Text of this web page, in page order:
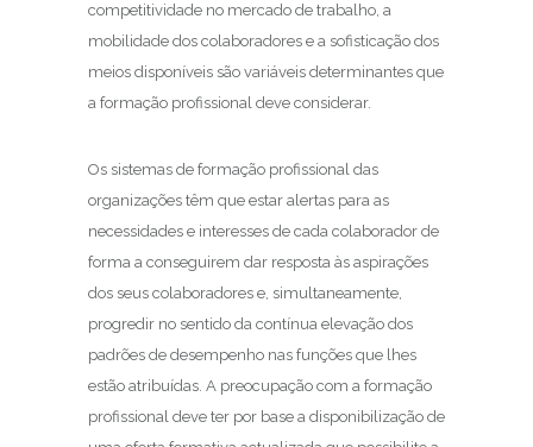
competitividade no mercado de trabalho, a
mobilidade dos colaboradores e a sofisticação dos
meios disponíveis são variáveis determinantes que
a formação profissional deve considerar.
Os sistemas de formação profissional das
organizações têm que estar alertas para as
necessidades e interesses de cada colaborador de
forma a conseguirem dar resposta às aspirações
dos seus colaboradores e, simultaneamente,
progredir no sentido da contínua elevação dos
padrões de desempenho nas funções que lhes
estão atribuídas. A preocupação com a formação
profissional deve ter por base a disponibilização de